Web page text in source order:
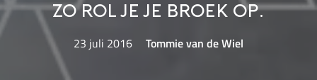
Zo rol je je broek op.
23 juli 2016 Tommie van de Wiel